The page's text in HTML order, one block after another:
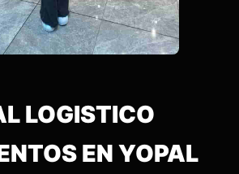
LOGISTICO
EN YOPAL